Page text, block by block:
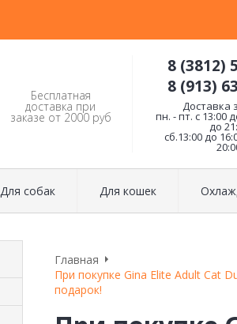
Бесплатная
доставка при
заказе от 2000 руб
8 (3812)
8 (913)
Доставка
пн. - пт. с 13:00
до
сб.13:00 до
Для собак Для кошек
Главная
При покупке Gina Elite Adult Cat
подарок!